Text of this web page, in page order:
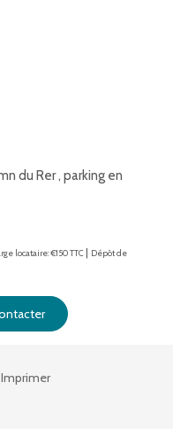
du Rer , parking en
locataire: €150 TTC | Dépôt de
Imprimer